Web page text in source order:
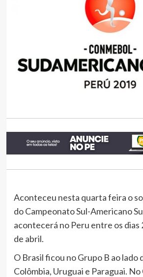
Aconteceu nesta quarta feira o
do Campeonato Sul-Americano
acontecerá no Peru entre os dias
de abril.
O Brasil ficou no Grupo B ao lado
Colômbia, Uruguai e Paraguai. No